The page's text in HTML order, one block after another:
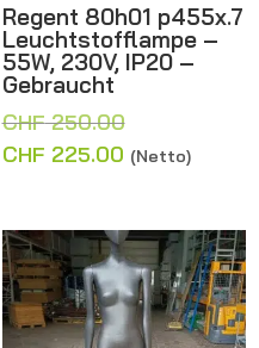
Regent 80h01 p455x.7
Leuchtstofflampe –
55W, 230V, IP20 –
Gebraucht
CHF250.00
Preis
CHF 225.00Aktueller
CHF 225.00.
(Netto)